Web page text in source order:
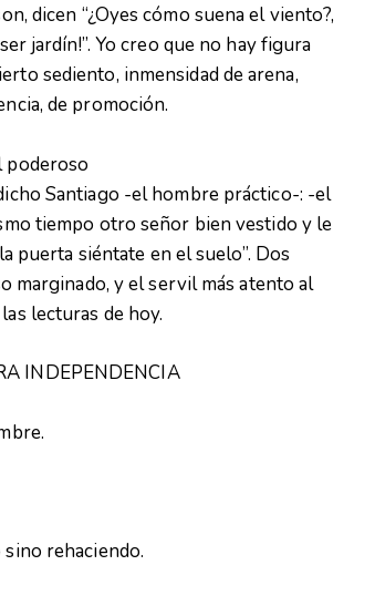
dicen “¿Oyes cómo suena el viento?,
jardín!”. Yo creo que no hay figura
sediento, inmensidad de arena,
de promoción.
poderoso
Santiago -el hombre práctico-: -el
tiempo otro señor bien vestido y le
puerta siéntate en el suelo”. Dos
marginado, y el servil más atento al
lecturas de hoy.
INDEPENDENCIA
rehaciendo.